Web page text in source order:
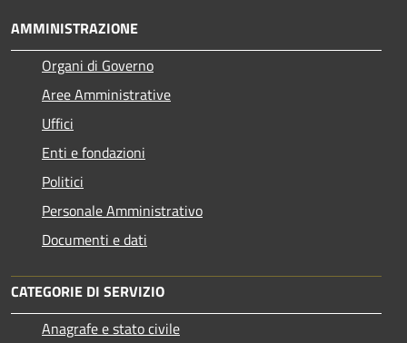
AMMINISTRAZIONE
Organi di Governo
Aree Amministrative
Uffici
Enti e fondazioni
Politici
Personale Amministrativo
Documenti e dati
CATEGORIE DI SERVIZIO
Anagrafe e stato civile